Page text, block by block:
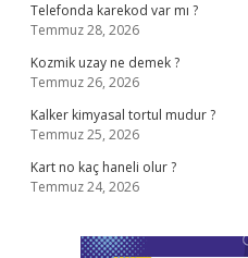
Telefonda karekod var mı ?
Temmuz 28, 2026
Kozmik uzay ne demek ?
Temmuz 26, 2026
Kalker kimyasal tortul mudur ?
Temmuz 25, 2026
Kart no kaç haneli olur ?
Temmuz 24, 2026